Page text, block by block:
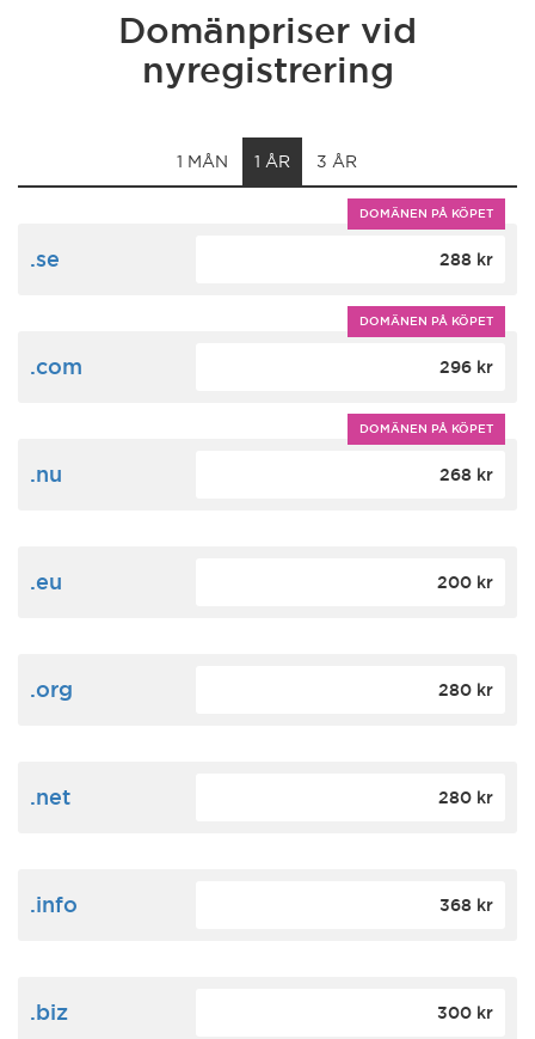
Domänpriser vid
nyregistrering
1 MÅN 1 ÅR 3 ÅR
DOMÄNEN PÅ KÖPET
.se 288 kr
DOMÄNEN PÅ KÖPET
.com 296 kr
DOMÄNEN PÅ KÖPET
.nu 268 kr
.eu 200 kr
.org 280 kr
.net 280 kr
.info 368 kr
.biz 300 kr